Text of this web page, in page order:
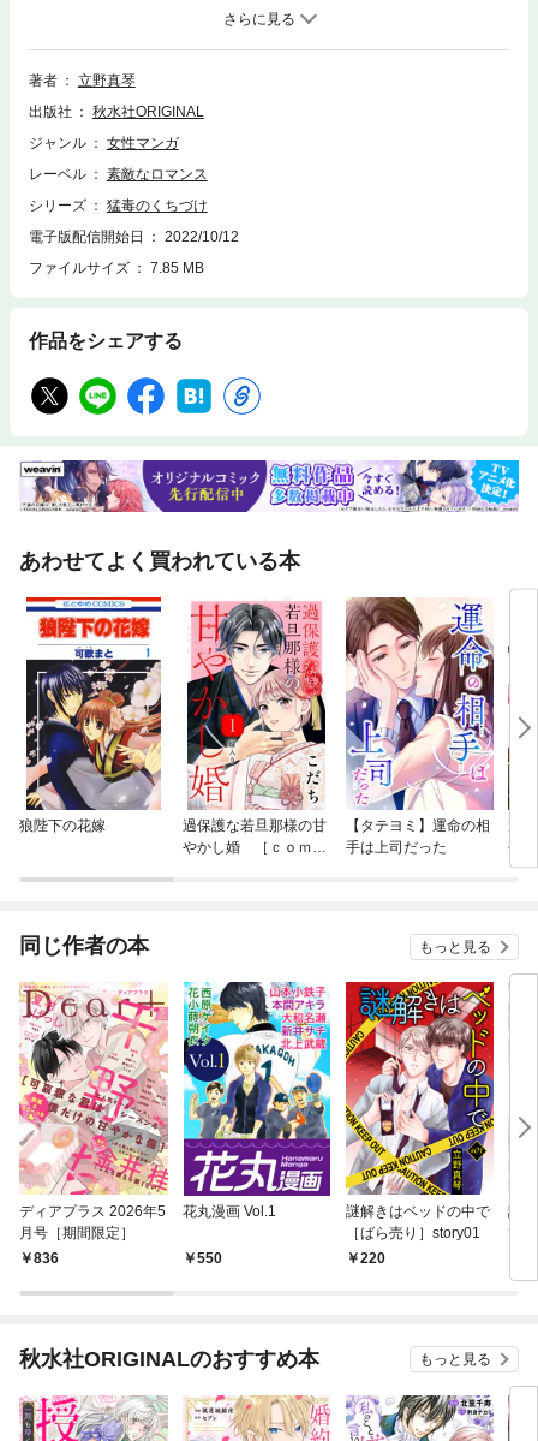
金のカタに、可菜は極道・柊洋司に引き取られる。若頭候補である洋司
は、可菜を組長への貢ぎ物として、「女」に育てるつもりで…。両親に見
放され、極道に引き取られ…そして、容赦のない洋司。そんな境遇の中、
可菜はある決意をする――！
著者
立野真琴
出版社
秋水社ORIGINAL
ジャンル
女性マンガ
レーベル
素敵なロマンス
シリーズ
猛毒のくちづけ
電子版配信開始日
2022/10/12
ファイルサイズ
7.85 MB
作品をシェアする
あわせてよく買われている本
狼陛下の花嫁
過保護な若旦那様の甘
やかし婚 ［ｃｏｍｉ
【タテヨミ】運命の相
手は上司だった
完
今
惑
同じ作者の本 もっと見る
ディアプラス 2026年5
月号［期間限定］
836
花丸漫画 Vol.1
550
謎解きはベッドの中で
［ばら売り］story01
220
謎
で
秋水社ORIGINALのおすすめ本 もっと見る